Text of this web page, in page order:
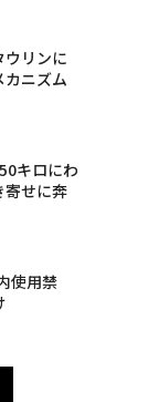
ウリンに
カニズム
キロにわ
寄せに奔
使用禁